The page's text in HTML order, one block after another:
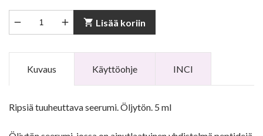
  shopping_cart Lisää koriin
Kuvaus Käyttöohje INCI
Ripsiä tuuheuttava seerumi. Öljytön. 5 ml